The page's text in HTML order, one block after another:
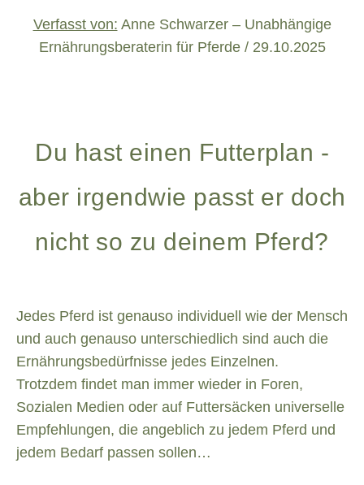
Verfasst von: Anne Schwarzer – Unabhängige
Ernährungsberaterin für Pferde / 29.10.2025
Du hast einen Futterplan -
aber irgendwie passt er doch
nicht so zu deinem Pferd?
Jedes Pferd ist genauso individuell wie der Mensch
und auch genauso unterschiedlich sind auch die
Ernährungsbedürfnisse jedes Einzelnen.
Trotzdem findet man immer wieder in Foren,
Sozialen Medien oder auf Futtersäcken universelle
Empfehlungen, die angeblich zu jedem Pferd und
jedem Bedarf passen sollen…